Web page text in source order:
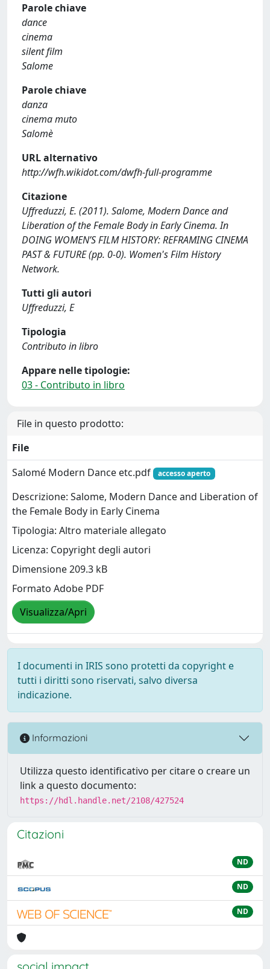
Parole chiave
dance
cinema
silent film
Salome
Parole chiave
danza
cinema muto
Salomè
URL alternativo
http://wfh.wikidot.com/dwfh-full-programme
Citazione
Uffreduzzi, E. (2011). Salome, Modern Dance and
Liberation of the Female Body in Early Cinema. In
DOING WOMEN’S FILM HISTORY: REFRAMING CINEMA
PAST & FUTURE (pp. 0-0). Women's Film History
Network.
Tutti gli autori
Uffreduzzi, E
Tipologia
Contributo in libro
Appare nelle tipologie:
03 - Contributo in libro
File in questo prodotto:
File
Salomé Modern Dance etc.pdf
accesso aperto
Descrizione: Salome, Modern Dance and Liberation of
the Female Body in Early Cinema
Tipologia: Altro materiale allegato
Licenza: Copyright degli autori
Dimensione 209.3 kB
Formato Adobe PDF
Visualizza/Apri
I documenti in IRIS sono protetti da copyright e
tutti i diritti sono riservati, salvo diversa
indicazione.
Informazioni
Utilizza questo identificativo per citare o creare un
link a questo documento:
https://hdl.handle.net/2108/427524
Citazioni
ND
ND
ND